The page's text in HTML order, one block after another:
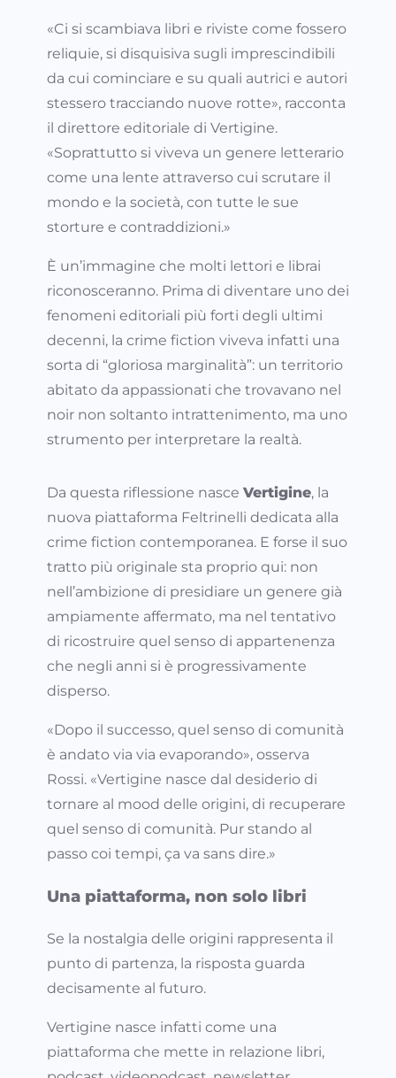
«Ci si scambiava libri e riviste come fossero
reliquie, si disquisiva sugli imprescindibili
da cui cominciare e su quali autrici e autori
stessero tracciando nuove rotte», racconta
il direttore editoriale di Vertigine.
«Soprattutto si viveva un genere letterario
come una lente attraverso cui scrutare il
mondo e la società, con tutte le sue
storture e contraddizioni.»
È un’immagine che molti lettori e librai
riconosceranno. Prima di diventare uno dei
fenomeni editoriali più forti degli ultimi
decenni, la crime fiction viveva infatti una
sorta di “gloriosa marginalità”: un territorio
abitato da appassionati che trovavano nel
noir non soltanto intrattenimento, ma uno
strumento per interpretare la realtà.
Da questa riflessione nasce Vertigine, la
nuova piattaforma Feltrinelli dedicata alla
crime fiction contemporanea. E forse il suo
tratto più originale sta proprio qui: non
nell’ambizione di presidiare un genere già
ampiamente affermato, ma nel tentativo
di ricostruire quel senso di appartenenza
che negli anni si è progressivamente
disperso.
«Dopo il successo, quel senso di comunità
è andato via via evaporando», osserva
Rossi. «Vertigine nasce dal desiderio di
tornare al mood delle origini, di recuperare
quel senso di comunità. Pur stando al
passo coi tempi, ça va sans dire.»
Una piattaforma, non solo libri
Se la nostalgia delle origini rappresenta il
punto di partenza, la risposta guarda
decisamente al futuro.
Vertigine nasce infatti come una
piattaforma che mette in relazione libri,